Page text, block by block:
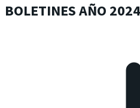
BOLETINES AÑO 2024